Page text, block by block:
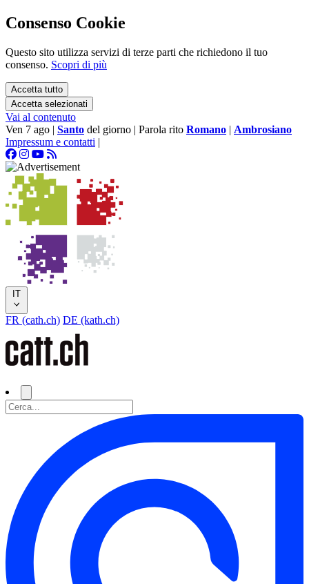
Consenso Cookie
Questo sito utilizza servizi di terze parti che richiedono il tuo
consenso. Scopri di più
Accetta tutto
Accetta selezionati
Vai al contenuto
Ven 7 ago | Santo del giorno | Parola rito Romano | Ambrosiano
Impressum e contatti |
IT
FR (cath.ch) DE (kath.ch)